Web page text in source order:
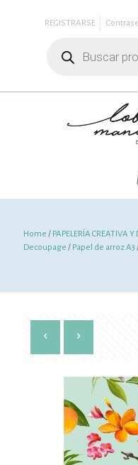
REGISTRARSE
productos
Home / PAPELERÍA CREATIVA Y
Decoupage / Papel de arroz A3